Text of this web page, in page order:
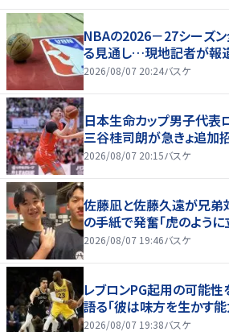
NBAの2026－27シーズ
る見通し…現地記者が報
2026/08/07 20:24バスケ
日本生命カップ男子代
三谷桂司朗が急きょ追加
2026/08/07 20:15バスケ
佐藤凪と佐藤久遠が兄
の手紙で発奮「虎のように
2026/08/07 19:46バスケ
レブロンPG起用の可能
語る「彼は味方を生かす
2026/08/07 19:38バスケ